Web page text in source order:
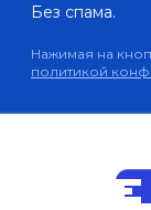
Без спама.
Нажимая на
политикой